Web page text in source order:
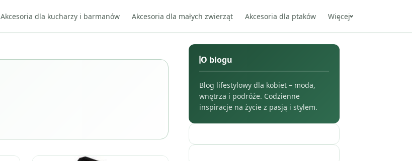
Akcesoria dla kucharzy i barmanów Akcesoria dla małych zwierząt Akcesoria dla ptaków Więcej
O blogu
Blog lifestylowy dla kobiet – moda,
wnętrza i podróże. Codzienne
inspiracje na życie z pasją i stylem.